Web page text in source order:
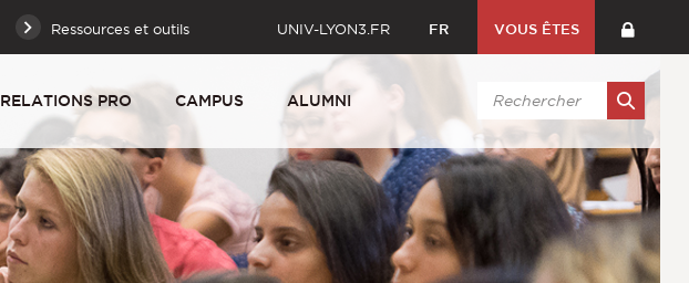
Ressources et outils UNIV-LYON3.FR FR VOUS ÊTES
RELATIONS PRO CAMPUS ALUMNI